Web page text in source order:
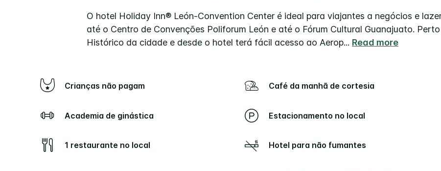
O hotel Holiday Inn® León-Convention Center é ideal para viajantes a negócios e
até o Centro de Convenções Poliforum León e até o Fórum Cultural Guanajuato.
Histórico da cidade e desde o hotel terá fácil acesso ao Aerop... Read more
Crianças não pagam Café da manhã de cortesia
Academia de ginástica Estacionamento no local
1 restaurante no local Hotel para não fumantes